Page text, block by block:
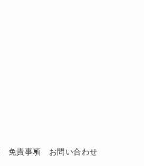
免責事項 お問い合わせ